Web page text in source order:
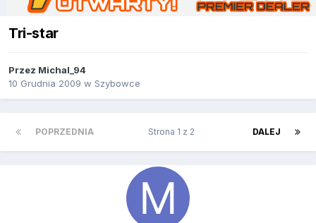
Tri-star
Przez Michal_94
10 Grudnia 2009 w Szybowce
POPRZEDNIA DALEJ
Strona 1 z 2